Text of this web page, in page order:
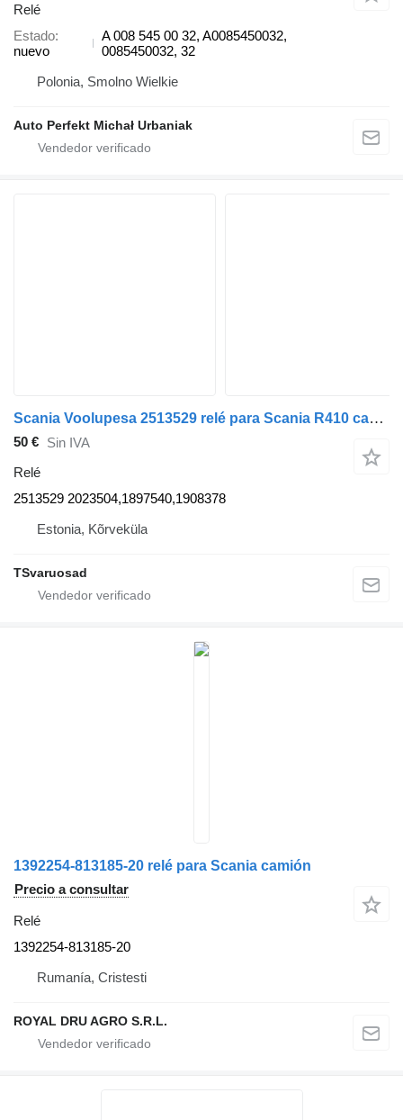
Relé
Estado
nuevo
A 008 545 00 32, A0085450032,
0085450032, 32
Polonia, Smolno Wielkie
Auto Perfekt Michał Urbaniak
Scania Voolupesa 2513529 relé para Scania R410 cabeza tractora
50 € Sin IVA
Relé
2513529 2023504,1897540,1908378
Estonia, Kõrveküla
TSvaruosad
1392254-813185-20 relé para Scania camión
Precio a consultar
Relé
1392254-813185-20
Rumanía, Cristesti
ROYAL DRU AGRO S.R.L.